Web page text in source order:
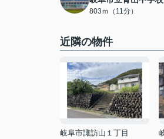
803ｍ（11分）
近隣の物件
岐阜市諏訪山１丁目